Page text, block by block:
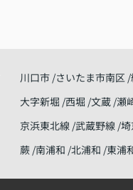
川口市 さいたま市南区
大字新堀 西堀 文蔵 瀬
京浜東北線 武蔵野線
蕨 南浦和 北浦和 東浦